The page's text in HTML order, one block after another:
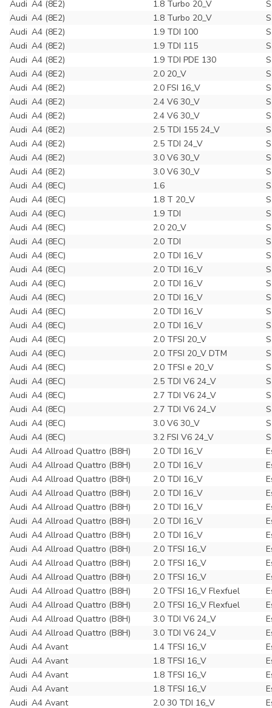
Audi A4 (8E2) 1.8 Turbo 20_V
Audi A4 (8E2) 1.8 Turbo 20_V
Audi A4 (8E2) 1.9 TDI 100
Audi A4 (8E2) 1.9 TDI 115
Audi A4 (8E2) 1.9 TDI PDE 130
Audi A4 (8E2) 2.0 20_V
Audi A4 (8E2) 2.0 FSI 16_V
Audi A4 (8E2) 2.4 V6 30_V
Audi A4 (8E2) 2.4 V6 30_V
Audi A4 (8E2) 2.5 TDI 155 24_V
Audi A4 (8E2) 2.5 TDI 24_V
Audi A4 (8E2) 3.0 V6 30_V
Audi A4 (8E2) 3.0 V6 30_V
Audi A4 (8EC) 1.6
Audi A4 (8EC) 1.8 T 20_V
Audi A4 (8EC) 1.9 TDI
Audi A4 (8EC) 2.0 20_V
Audi A4 (8EC) 2.0 TDI
Audi A4 (8EC) 2.0 TDI 16_V
Audi A4 (8EC) 2.0 TDI 16_V
Audi A4 (8EC) 2.0 TDI 16_V
Audi A4 (8EC) 2.0 TDI 16_V
Audi A4 (8EC) 2.0 TDI 16_V
Audi A4 (8EC) 2.0 TDI 16_V
Audi A4 (8EC) 2.0 TFSI 20_V
Audi A4 (8EC) 2.0 TFSI 20_V DTM
Audi A4 (8EC) 2.0 TFSI e 20_V
Audi A4 (8EC) 2.5 TDI V6 24_V
Audi A4 (8EC) 2.7 TDI V6 24_V
Audi A4 (8EC) 2.7 TDI V6 24_V
Audi A4 (8EC) 3.0 V6 30_V
Audi A4 (8EC) 3.2 FSI V6 24_V
Audi A4 Allroad Quattro (B8H) 2.0 TDI 16_V
Audi A4 Allroad Quattro (B8H) 2.0 TDI 16_V
Audi A4 Allroad Quattro (B8H) 2.0 TDI 16_V
Audi A4 Allroad Quattro (B8H) 2.0 TDI 16_V
Audi A4 Allroad Quattro (B8H) 2.0 TDI 16_V
Audi A4 Allroad Quattro (B8H) 2.0 TDI 16_V
Audi A4 Allroad Quattro (B8H) 2.0 TDI 16_V
Audi A4 Allroad Quattro (B8H) 2.0 TFSI 16_V
Audi A4 Allroad Quattro (B8H) 2.0 TFSI 16_V
Audi A4 Allroad Quattro (B8H) 2.0 TFSI 16_V
Audi A4 Allroad Quattro (B8H) 2.0 TFSI 16_V Flexfuel
Audi A4 Allroad Quattro (B8H) 2.0 TFSI 16_V Flexfuel
Audi A4 Allroad Quattro (B8H) 3.0 TDI V6 24_V
Audi A4 Allroad Quattro (B8H) 3.0 TDI V6 24_V
Audi A4 Avant 1.4 TFSI 16_V
Audi A4 Avant 1.8 TFSI 16_V
Audi A4 Avant 1.8 TFSI 16_V
Audi A4 Avant 1.8 TFSI 16_V
Audi A4 Avant 2.0 30 TDI 16_V